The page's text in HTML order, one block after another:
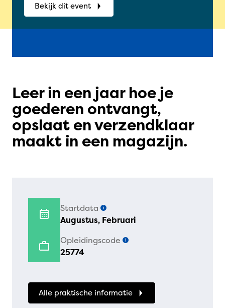
Bekijk dit event
Leer in een jaar hoe je
goederen ontvangt,
opslaat en verzendklaar
maakt in een magazijn.
Startdata i
Augustus, Februari
Opleidingscode
i
25774
Alle praktische informatie